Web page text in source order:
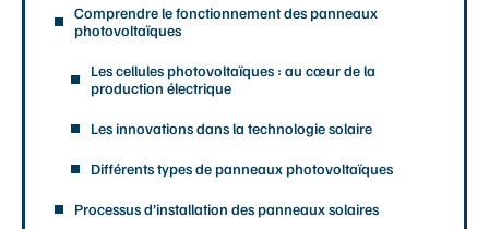
Comprendre le fonctionnement des panneaux
photovoltaïques
Les cellules photovoltaïques : au cœur de la
production électrique
Les innovations dans la technologie solaire
Différents types de panneaux photovoltaïques
Processus d’installation des panneaux solaires